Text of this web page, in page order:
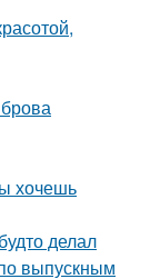
хочешь
делал
выпускным